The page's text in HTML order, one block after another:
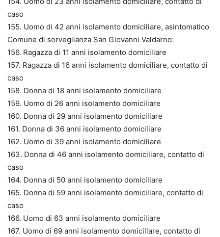
caso
155. Uomo di 42 anni isolamento domiciliare, asintomatico
Comune di sorveglianza San Giovanni Valdarno:
156. Ragazza di 11 anni isolamento domiciliare
157. Ragazza di 16 anni isolamento domiciliare, contatto di
caso
158. Donna di 18 anni isolamento domiciliare
159. Uomo di 26 anni isolamento domiciliare
160. Donna di 29 anni isolamento domiciliare
161. Donna di 36 anni isolamento domiciliare
162. Uomo di 39 anni isolamento domiciliare
163. Donna di 46 anni isolamento domiciliare, contatto di
caso
164. Donna di 50 anni isolamento domiciliare
165. Donna di 59 anni isolamento domiciliare, contatto di
caso
166. Uomo di 63 anni isolamento domiciliare
167. Uomo di 69 anni isolamento domiciliare, contatto di